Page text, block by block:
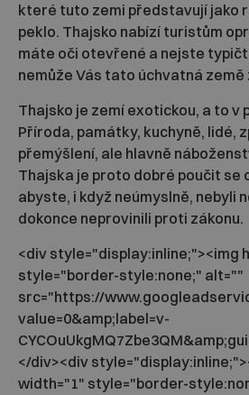
které tuto zemi představují jako
peklo. Thajsko nabízí turistům
máte oči otevřené a nejste
nemůže Vás tato úchvatná země
Thajsko je zemí exotickou, a to v
Příroda, památky, kuchyně, lidé,
přemýšlení, ale hlavně
Thajska je proto dobré poučit se
abyste, i když neúmyslně, nebyli
dokonce neprovinili proti zákonu.
<div style="display:inline;"><img
style="border-style:none;" alt=""
src="https://
value=0&amp;label=v-
</div><div
width="1" style="border-